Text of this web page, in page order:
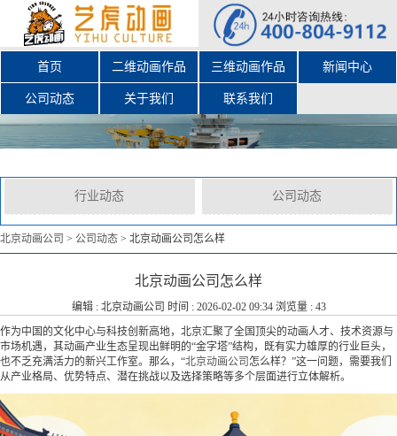
首页 二维动画作品 三维动画作品 新闻中心
公司动态 关于我们 联系我们
行业动态 公司动态
北京动画公司 > 公司动态 > 北京动画公司怎么样
北京动画公司怎么样
编辑 : 北京动画公司 时间 : 2026-02-02 09:34 浏览量 : 43
作为中国的文化中心与科技创新高地，北京汇聚了全国顶尖的动画人才、技术资源与
市场机遇，其动画产业生态呈现出鲜明的“金字塔”结构，既有实力雄厚的行业巨头，
也不乏充满活力的新兴工作室。那么，“北京动画公司 怎么样？”这一问题，需要我们
从产业格局、优势特点、潜在挑战以及选择策略等多个层面进行立体解析。